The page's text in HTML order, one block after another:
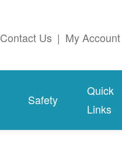
Contact Us | My Account
Safety
Quick
Links